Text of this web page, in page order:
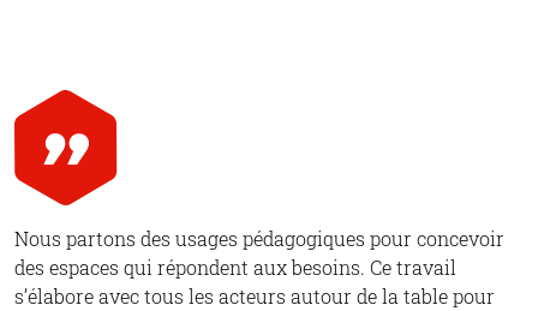
Nous partons des usages pédagogiques pour concevoir
des espaces qui répondent aux besoins. Ce travail
s’élabore avec tous les acteurs autour de la table pour